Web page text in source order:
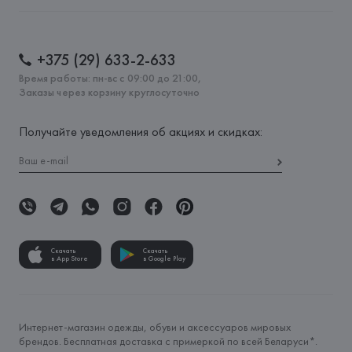
+375 (29) 633-2-633
Время работы: пн-вс с 09:00 до 21:00,
Заказы через корзину круглосуточно
Получайте уведомления об акциях и скидках:
Скачать
в App Store
Скачать
в Google Play
Интернет-магазин одежды, обуви и аксессуаров мировых
брендов. Бесплатная доставка с примеркой по всей Беларуси*.